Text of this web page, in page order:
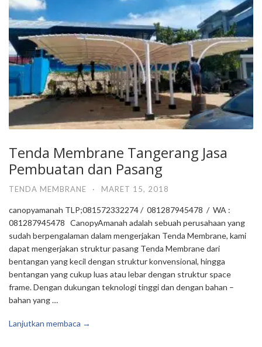
Tenda Membrane Tangerang Jasa
Pembuatan dan Pasang
TENDA MEMBRANE · MARET 15, 2018
canopyamanah TLP;081572332274 / 081287945478 / WA :
081287945478 CanopyAmanah adalah sebuah perusahaan yang
sudah berpengalaman dalam mengerjakan Tenda Membrane, kami
dapat mengerjakan struktur pasang Tenda Membrane dari
bentangan yang kecil dengan struktur konvensional, hingga
bentangan yang cukup luas atau lebar dengan struktur space
frame. Dengan dukungan teknologi tinggi dan dengan bahan –
bahan yang …
Lanjutkan membaca →